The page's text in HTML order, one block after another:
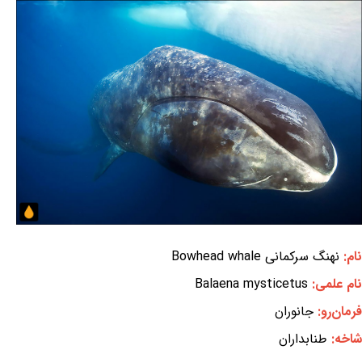
نام: نهنگ سرکمانی Bowhead whale
نام علمی: Balaena mysticetus
فرمان‌رو: جانوران
شاخه: طنابداران